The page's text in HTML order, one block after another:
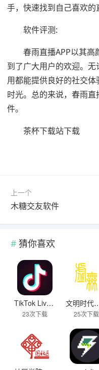
手，快速找到自己喜欢的
软件评测:
春雨直播APP以其高
到了广大用户的欢迎。
用都能提供良好的社交
时光。总的来说，春雨
件。
茶杯下载站下载
上一个
木糖交友软件
猜你喜欢
TikTok Live Wallpaper
23次下载
文明时代下载破解
25次下载